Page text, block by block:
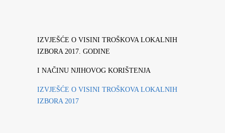
IZVJEŠĆE O VISINI TROŠKOVA LOKALNIH
IZBORA 2017. GODINE
I NAČINU NJIHOVOG KORIŠTENJA
IZVJEŠĆE O VISINI TROŠKOVA LOKALNIH
IZBORA 2017